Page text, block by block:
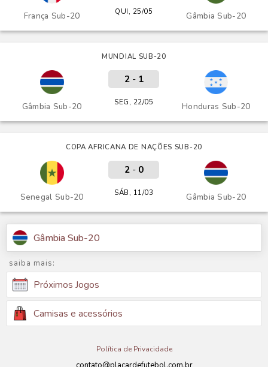
França Sub-20 Gâmbia Sub-20
QUI, 25/05
MUNDIAL SUB-20
Gâmbia Sub-20 Honduras Sub-20
2- 1
SEG, 22/05
COPA AFRICANA DE NAÇÕES SUB-20
Senegal Sub-20 Gâmbia Sub-20
2- 0
SÁB, 11/03
Gâmbia Sub-20
saiba mais:
Próximos Jogos
Camisas e acessórios
Política de Privacidade